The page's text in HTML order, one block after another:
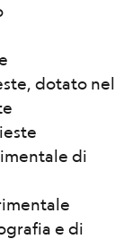
dotato nel
di
e di